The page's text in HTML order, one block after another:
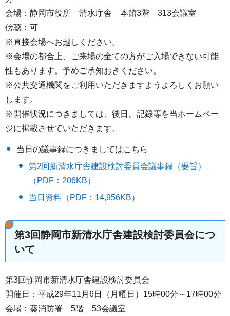
会場：静岡市役所 清水庁舎 本館3階 313会議室
傍聴：可
※直接会場へお越しください。
※会場の都合上、ご来場の全ての方がご入場できない可能
性もあります。予めご承知おきください。
※公共交通機関をご利用いただきますようよろしくお願い
します。
※開催状況につきましては、後日、記録等を当ホームペー
ジに掲載させていただきます。
当日の議事録につきましてはこちら
第2回新清水庁舎建設検討委員会議事録（要旨）
（PDF：206KB）
当日資料（PDF：14,956KB）
第3回静岡市新清水庁舎建設検討委員会につ
いて
第3回静岡市新清水庁舎建設検討委員会
開催日：平成29年11月6日（月曜日）15時00分～17時00分
会場：葵消防署 5階 53会議室